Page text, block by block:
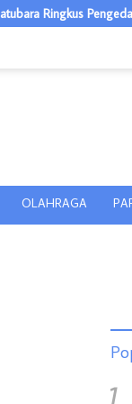
Ringkus Pengedar
OLAHRAGA